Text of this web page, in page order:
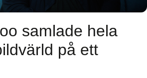
samlade hela
på ett